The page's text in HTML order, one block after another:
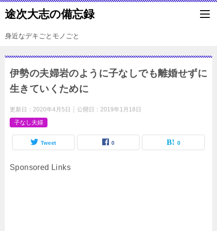
途次大志の備忘録
身近なデキごとモノごと
伊勢の夫婦岩のように子なしでも離婚せずに
生きていくために
更新日： 2020年4月5日 公開日： 2019年1月18日
子なし夫婦
Tweet 0 0
Sponsored Links